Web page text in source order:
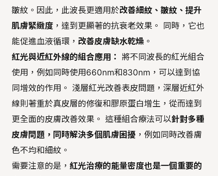
皺紋。因此，此波長更適用於改善細紋、皺紋、提升
肌膚緊緻度 ，達到更顯著的抗衰老效果。 同時，它也
能促進血液循環， 改善皮膚缺水乾燥 。
紅光與近紅外線的組合應用：
將不同波長的紅光組合
使用，例如同時使用660nm和830nm，可以達到協
同增效的作用。 淺層紅光改善表皮問題，深層近紅外
線則著重於真皮層的修復和膠原蛋白增生，從而達到
更全面的皮膚改善效果。 這種組合療法可以針對多種
皮膚問題，同時解決多個肌膚困擾 ，例如同時改善膚
色不均和細紋。
需要注意的是， 紅光治療的能量密度也是一個重要的